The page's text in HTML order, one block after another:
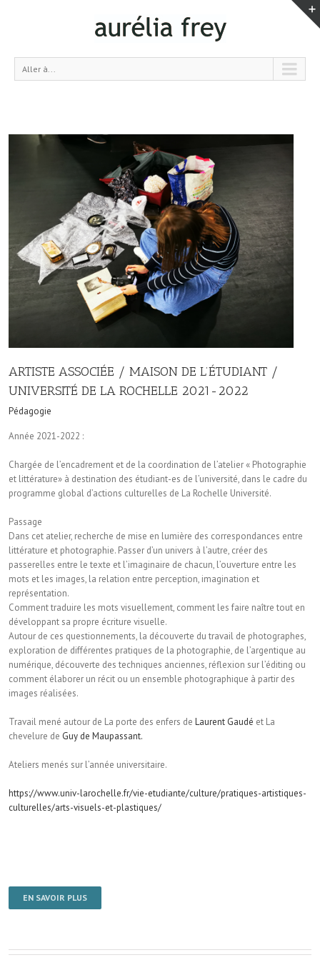
Aller à...
ARTISTE ASSOCIÉE / MAISON DE L’ÉTUDIANT /
UNIVERSITÉ DE LA ROCHELLE 2021-2022
Pédagogie
Année 2021-2022 :
Chargée de l’encadrement et de la coordination de l’atelier « Photographie
et littérature» à destination des étudiant-es de l’université, dans le cadre du
programme global d’actions culturelles de La Rochelle Université.
Passage
Dans cet atelier, recherche de mise en lumière des correspondances entre
littérature et photographie. Passer d’un univers à l’autre, créer des
passerelles entre le texte et l’imaginaire de chacun, l’ouverture entre les
mots et les images, la relation entre perception, imagination et
représentation.
Comment traduire les mots visuellement, comment les faire naître tout en
développant sa propre écriture visuelle.
Autour de ces questionnements, la découverte du travail de photographes,
exploration de différentes pratiques de la photographie, de l’argentique au
numérique, découverte des techniques anciennes, réflexion sur l’éditing ou
comment élaborer un récit ou un ensemble photographique à partir des
images réalisées.
Travail mené autour de La porte des enfers de Laurent Gaudé et La
chevelure de Guy de Maupassant.
Ateliers menés sur l’année universitaire.
https://www.univ-larochelle.fr/vie-etudiante/culture/pratiques-artistiques-
culturelles/arts-visuels-et-plastiques/
EN SAVOIR PLUS